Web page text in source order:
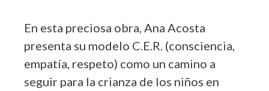
En esta preciosa obra, Ana Acosta
presenta su modelo C.E.R. (consciencia,
empatía, respeto) como un camino a
seguir para la crianza de los niños en